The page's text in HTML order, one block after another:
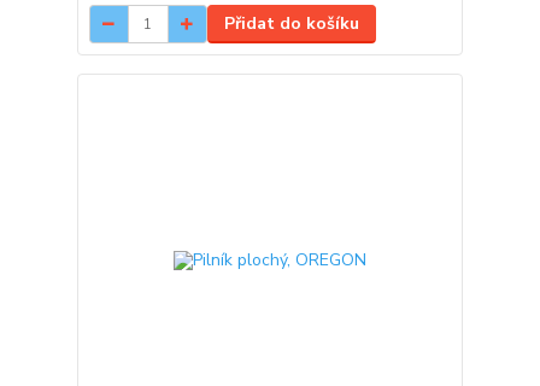
Přidat do košíku